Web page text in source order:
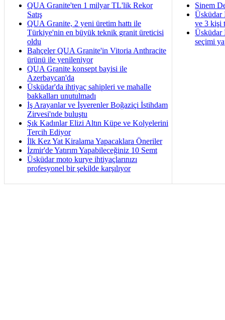
QUA Granite'ten 1 milyar TL'lik Rekor
Satış
QUA Granite, 2 yeni üretim hattı ile
Türkiye'nin en büyük teknik granit üreticisi
oldu
Bahçeler QUA Granite'in Vitoria Anthracite
ürünü ile yenileniyor
QUA Granite konsept bayisi ile
Azerbaycan'da
Üsküdar'da ihtiyaç sahipleri ve mahalle
bakkalları unutulmadı
İş Arayanlar ve İşverenler Boğaziçi İstihdam
Zirvesi'nde buluştu
Şık Kadınlar Elizi Altın Küpe ve Kolyelerini
Tercih Ediyor
İlk Kez Yat Kiralama Yapacaklara Öneriler
İzmir'de Yatırım Yapabileceğiniz 10 Semt
Üsküdar moto kurye ihtiyaçlarınızı
profesyonel bir şekilde karşılıyor
Sinem
Üsküdar
ve 3 kişi
Üsküdar
seçimi